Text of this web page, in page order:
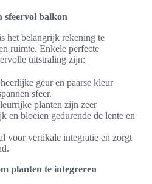
sfeervol balkon
het belangrijk rekening te
ruimte. Enkele perfecte
uitstraling zijn:
geur en paarse kleur
sfeer.
planten zijn zeer
en bloeien gedurende de lente en
voor vertikale integratie en zorgt
planten te integreren